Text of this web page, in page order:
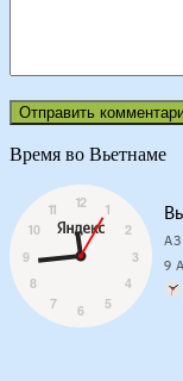
Время во Вьетнаме